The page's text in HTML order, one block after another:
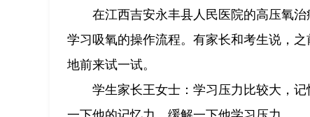
在江西吉安永丰县人民医院的高压氧
学习吸氧的操作流程。有家长和考生说，
地前来试一试。
学生家长王女士：学习压力比较大，